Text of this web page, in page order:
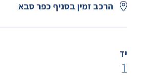
הרכב זמין בסניף כפר סבא
יד
1